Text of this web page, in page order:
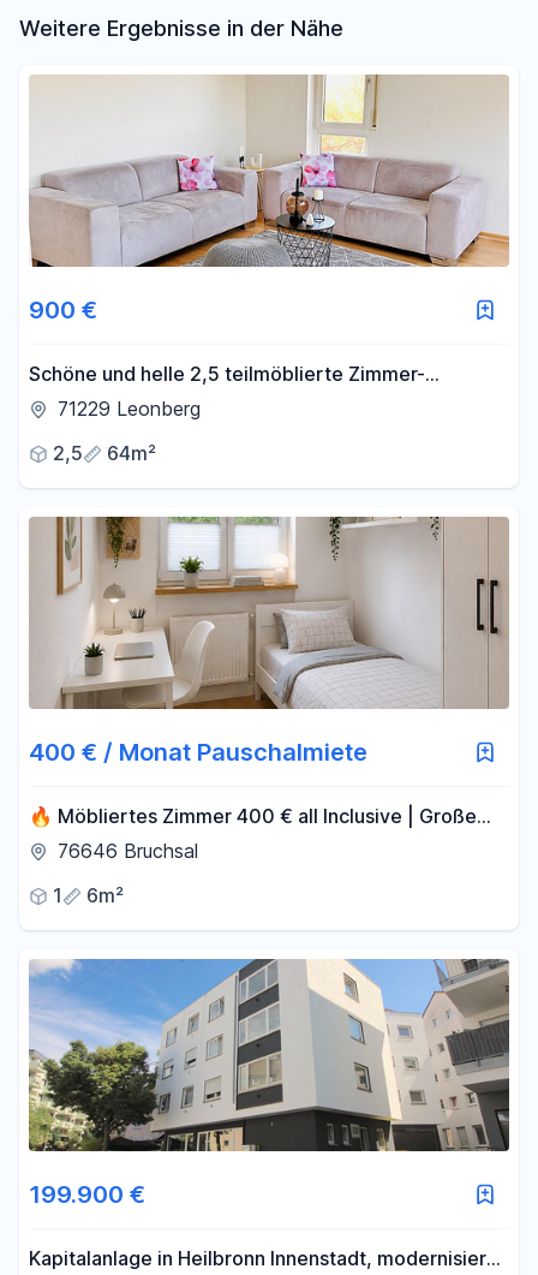
Weitere Ergebnisse in der Nähe
900 €
Schöne und helle 2,5 teilmöblierte Zimmer-
Wohnung mit Küche, Balkon und Tiefgarage in
71229 Leonberg
2,5
64m²
400 € / Monat Pauschalmiete
🔥 Möbliertes Zimmer 400 € all Inclusive | Große
Dachterrasse 🌿
76646 Bruchsal
1
6m²
199.900 €
Kapitalanlage in Heilbronn Innenstadt, modernisierte